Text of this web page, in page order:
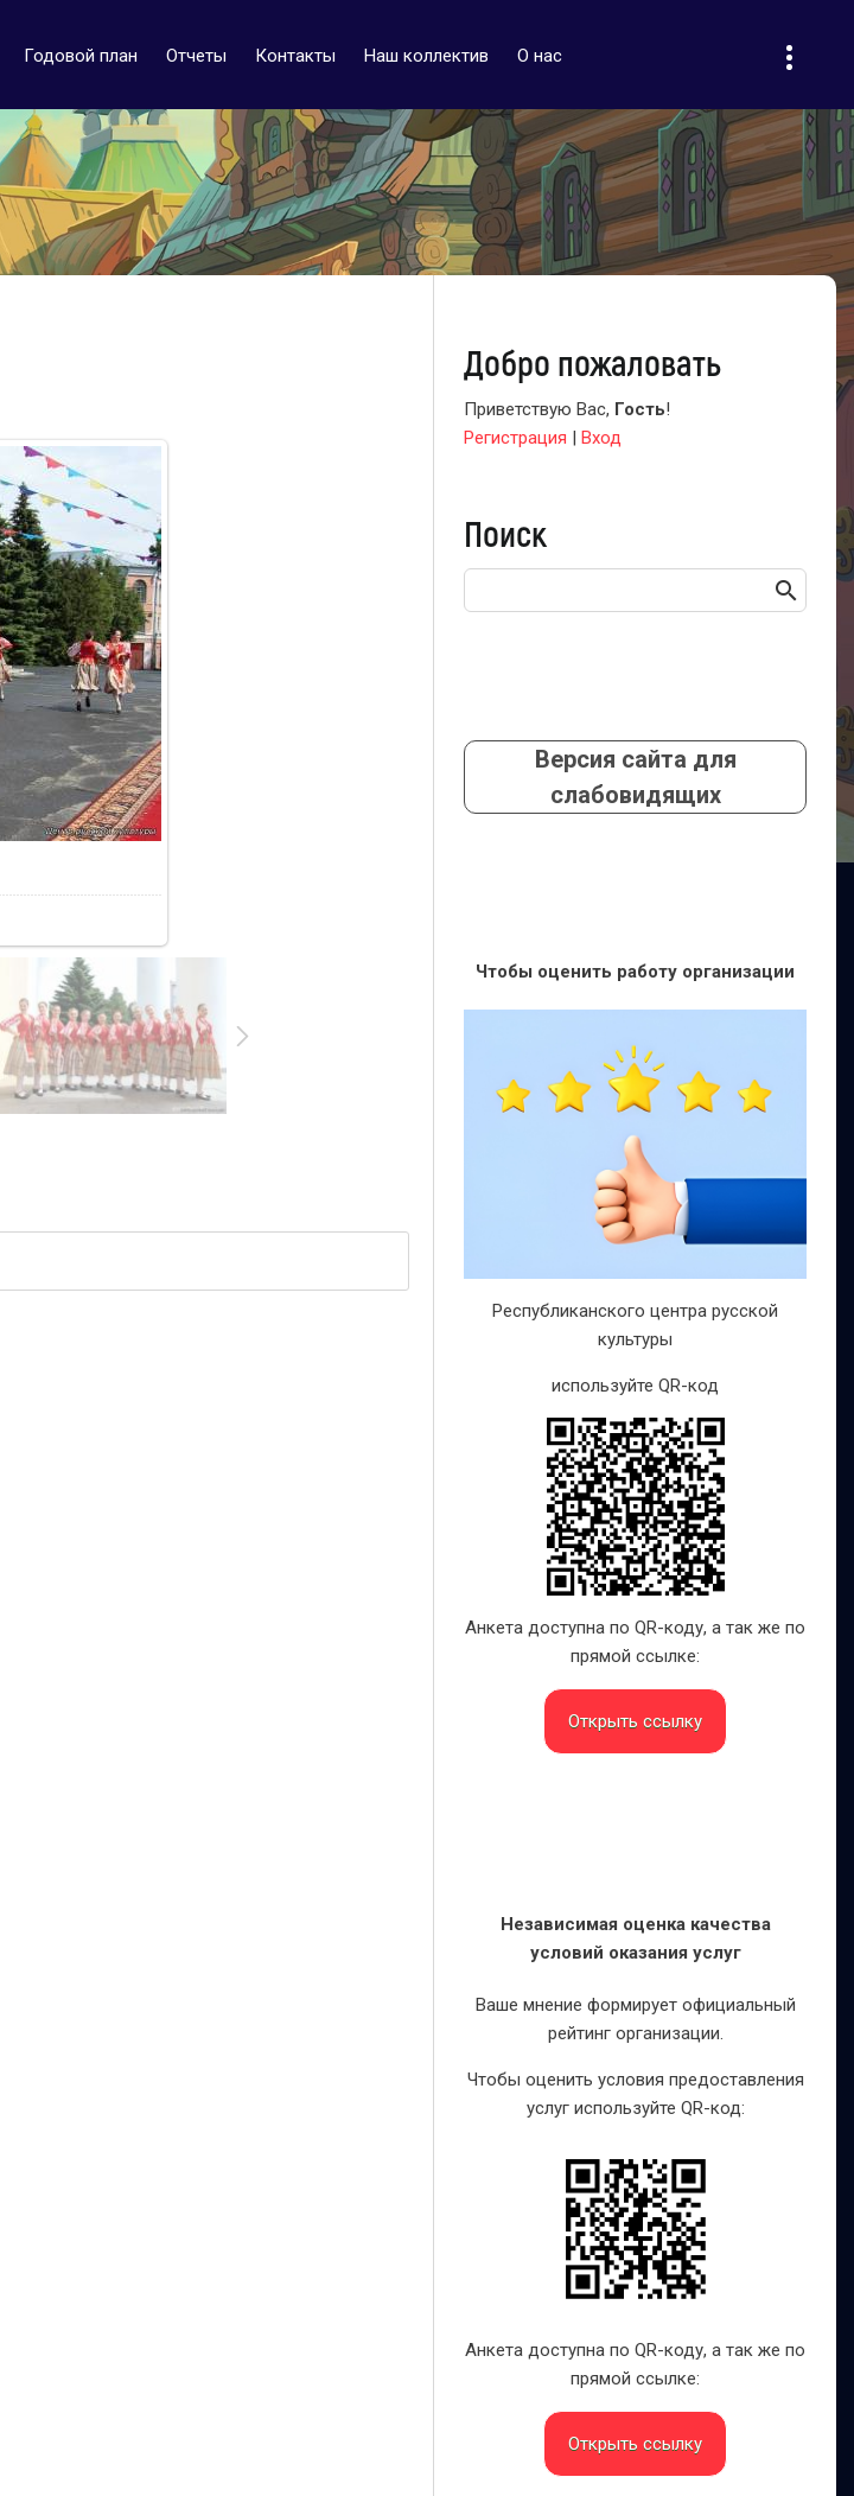
Годовой план Отчеты Контакты Наш коллектив О нас
Добро пожаловать
Приветствую Вас, Гость!
Регистрация | Вход
Поиск
Версия сайта для
слабовидящих
Чтобы оценить работу организации
Республиканского центра русской
культуры
используйте QR-код
Анкета доступна по QR-коду, а так же по
прямой ссылке:
Открыть ссылку
Независимая оценка качества
условий оказания услуг
Ваше мнение формирует официальный
рейтинг организации.
Чтобы оценить условия предоставления
услуг используйте QR-код:
Анкета доступна по QR-коду, а так же по
прямой ссылке:
Открыть ссылку